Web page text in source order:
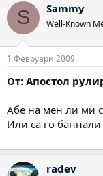
S Sammy
Well-Known
1 Февруари 2009
От: Апостол
Абе на мен ли ми
Или са го
radev